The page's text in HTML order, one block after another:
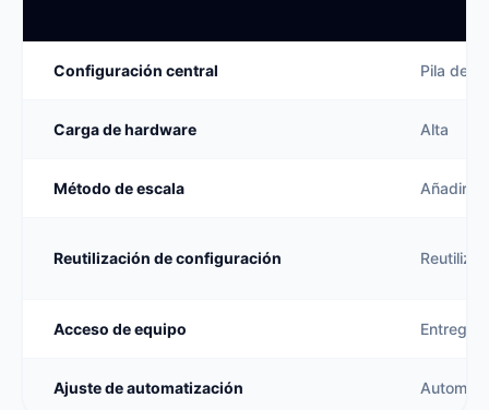
Configuración central Pila de
Carga de hardware Alta
Método de escala Añadir
Reutilización de configuración
Acceso de equipo Entrega
Ajuste de automatización